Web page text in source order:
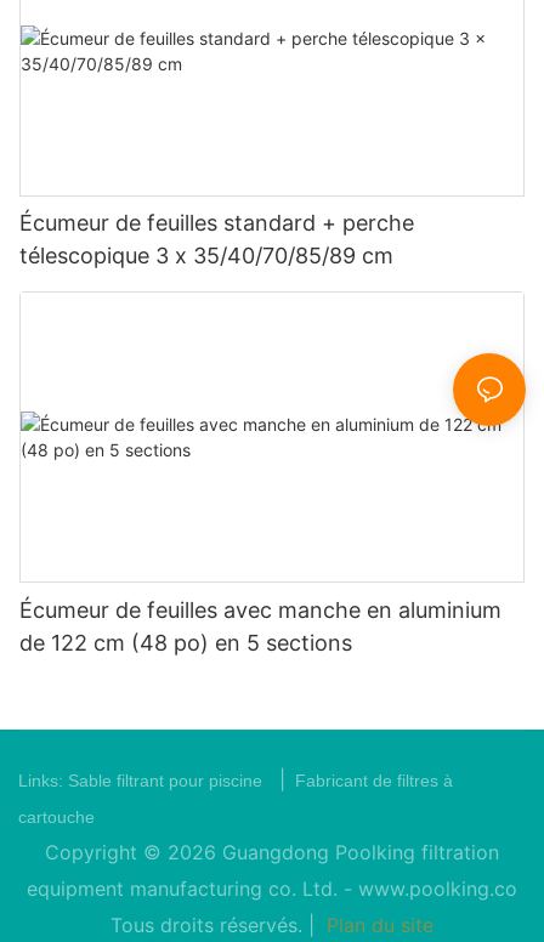
Écumeur de feuilles standard + perche
télescopique 3 x 35/40/70/85/89 cm
Écumeur de feuilles avec manche en aluminium
de 122 cm (48 po) en 5 sections
Links: Sable filtrant pour piscine
Fabricant de filtres à
cartouche
Copyright © 2026 Guangdong Poolking filtration
equipment manufacturing co. Ltd. - www.poolking.co
Tous droits réservés. |
Plan du site